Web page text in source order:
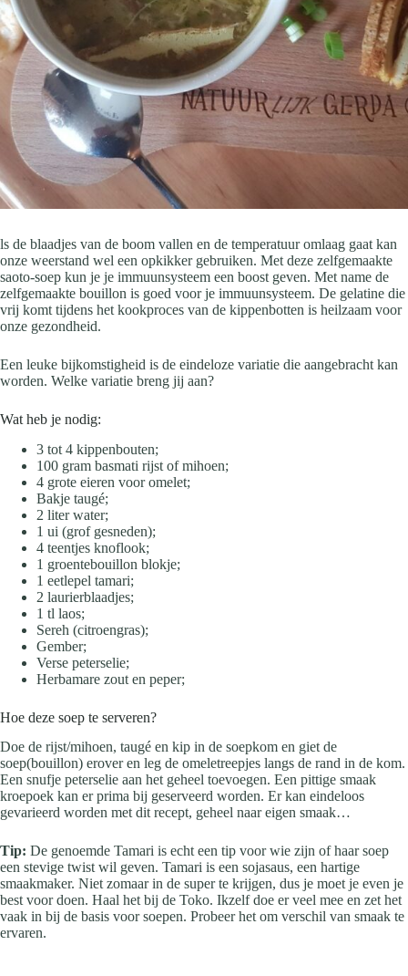
ls de blaadjes van de boom vallen en de temperatuur omlaag gaat kan
onze weerstand wel een opkikker gebruiken. Met deze zelfgemaakte
saoto-soep kun je je immuunsysteem een boost geven. Met name de
zelfgemaakte bouillon is goed voor je immuunsysteem. De gelatine die
vrij komt tijdens het kookproces van de kippenbotten is heilzaam voor
onze gezondheid.
Een leuke bijkomstigheid is de eindeloze variatie die aangebracht kan
worden. Welke variatie breng jij aan?
Wat heb je nodig:
3 tot 4 kippenbouten;
100 gram basmati rijst of mihoen;
4 grote eieren voor omelet;
Bakje taugé;
2 liter water;
1 ui (grof gesneden);
4 teentjes knoflook;
1 groentebouillon blokje;
1 eetlepel tamari;
2 laurierblaadjes;
1 tl laos;
Sereh (citroengras);
Gember;
Verse peterselie;
Herbamare zout en peper;
Hoe deze soep te serveren?
Doe de rijst/mihoen, taugé en kip in de soepkom en giet de
soep(bouillon) erover en leg de omeletreepjes langs de rand in de kom.
Een snufje peterselie aan het geheel toevoegen. Een pittige smaak
kroepoek kan er prima bij geserveerd worden. Er kan eindeloos
gevarieerd worden met dit recept, geheel naar eigen smaak…
Tip: De genoemde Tamari is echt een tip voor wie zijn of haar soep
een stevige twist wil geven. Tamari is een sojasaus, een hartige
smaakmaker. Niet zomaar in de super te krijgen, dus je moet je even je
best voor doen. Haal het bij de Toko. Ikzelf doe er veel mee en zet het
vaak in bij de basis voor soepen. Probeer het om verschil van smaak te
ervaren.